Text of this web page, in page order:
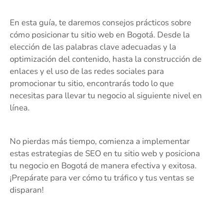
En esta guía, te daremos consejos prácticos sobre
cómo posicionar tu sitio web en Bogotá. Desde la
elección de las palabras clave adecuadas y la
optimización del contenido, hasta la construcción de
enlaces y el uso de las redes sociales para
promocionar tu sitio, encontrarás todo lo que
necesitas para llevar tu negocio al siguiente nivel en
línea.
No pierdas más tiempo, comienza a implementar
estas estrategias de SEO en tu sitio web y posiciona
tu negocio en Bogotá de manera efectiva y exitosa.
¡Prepárate para ver cómo tu tráfico y tus ventas se
disparan!